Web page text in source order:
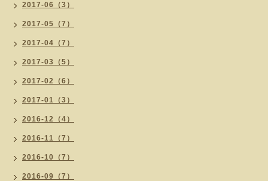
2017-06（3）
2017-05（7）
2017-04（7）
2017-03（5）
2017-02（6）
2017-01（3）
2016-12（4）
2016-11（7）
2016-10（7）
2016-09（7）